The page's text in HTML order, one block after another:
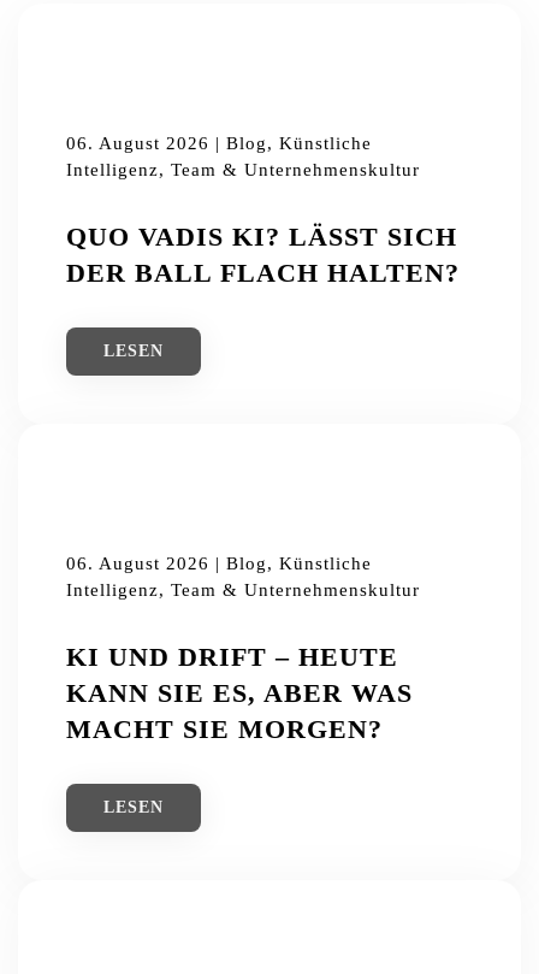
06. August 2026 | Blog, Künstliche
Intelligenz, Team & Unternehmenskultur
QUO VADIS KI? LÄSST SICH
DER BALL FLACH HALTEN?
LESEN
06. August 2026 | Blog, Künstliche
Intelligenz, Team & Unternehmenskultur
KI UND DRIFT – HEUTE
KANN SIE ES, ABER WAS
MACHT SIE MORGEN?
LESEN